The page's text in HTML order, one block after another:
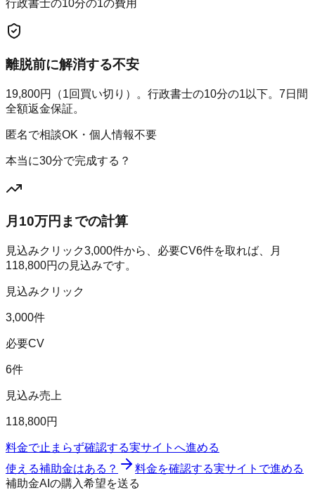
行政書士の10分の1の費用
離脱前に解消する不安
19,800円（1回買い切り）。行政書士の10分の1以下。7日間
全額返金保証。
匿名で相談OK・個人情報不要
本当に30分で完成する？
月10万円までの計算
見込みクリック3,000件から、必要CV6件を取れば、月
118,800円の見込みです。
見込みクリック
3,000件
必要CV
6件
見込み売上
118,800円
料金で止まらず確認する実サイトへ進める
使える補助金はある？
料金を確認する実サイトで進める
補助金AIの購入希望を送る